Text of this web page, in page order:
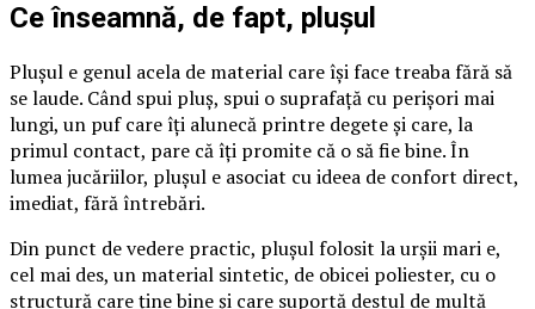
Ce înseamnă, de fapt, plușul
Plușul e genul acela de material care își face treaba fără să
se laude. Când spui pluș, spui o suprafață cu perișori mai
lungi, un puf care îți alunecă printre degete și care, la
primul contact, pare că îți promite că o să fie bine. În
lumea jucăriilor, plușul e asociat cu ideea de confort direct,
imediat, fără întrebări.
Din punct de vedere practic, plușul folosit la urșii mari e,
cel mai des, un material sintetic, de obicei poliester, cu o
structură care ține bine și care suportă destul de multă